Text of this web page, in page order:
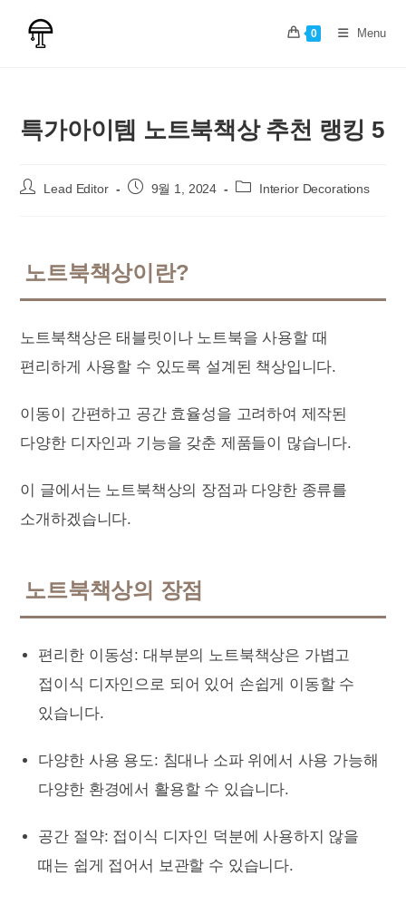
0 Menu
특가아이템 노트북책상 추천 랭킹 5
Post Lead Editor
Post9월 1, 2024
Post Interior Decorations
노트북책상이란?
노트북책상은 태블릿이나 노트북을 사용할 때
편리하게 사용할 수 있도록 설계된 책상입니다.
이동이 간편하고 공간 효율성을 고려하여 제작된
다양한 디자인과 기능을 갖춘 제품들이 많습니다.
이 글에서는 노트북책상의 장점과 다양한 종류를
소개하겠습니다.
노트북책상의 장점
편리한 이동성: 대부분의 노트북책상은 가볍고
접이식 디자인으로 되어 있어 손쉽게 이동할 수
있습니다.
다양한 사용 용도: 침대나 소파 위에서 사용 가능해
다양한 환경에서 활용할 수 있습니다.
공간 절약: 접이식 디자인 덕분에 사용하지 않을
때는 쉽게 접어서 보관할 수 있습니다.